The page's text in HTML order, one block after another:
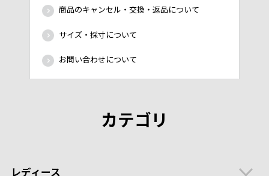
商品のキャンセル・交換・返品について
サイズ・採寸について
お問い合わせについて
カテゴリ
レディース